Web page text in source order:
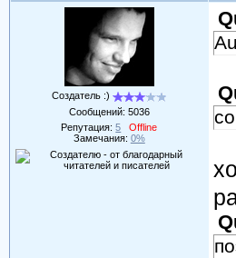
Создатель :)
Сообщений: 5036
Репутация:5
Offline
Замечания: 0%